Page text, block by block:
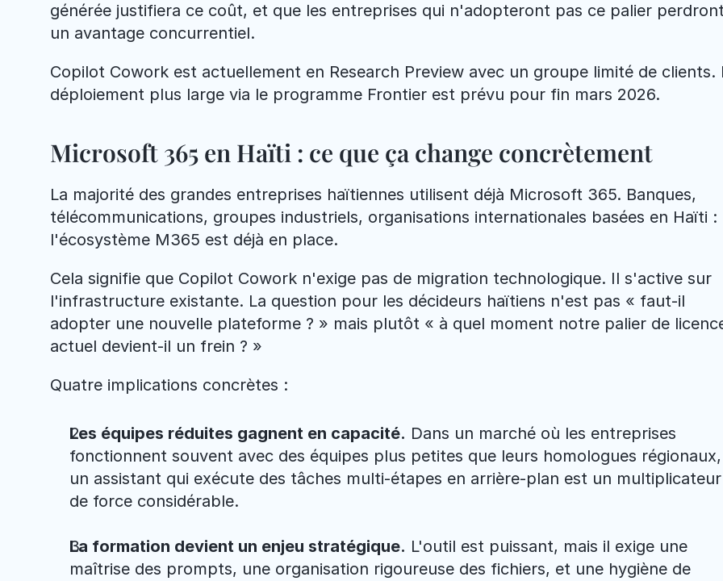
générée justifiera ce coût, et que les entreprises qui n'adopteront pas ce palier
un avantage concurrentiel.
Copilot Cowork est actuellement en Research Preview avec un groupe limité de clients.
déploiement plus large via le programme Frontier est prévu pour fin mars 2026.
Microsoft 365 en Haïti : ce que ça change concrètement
La majorité des grandes entreprises haïtiennes utilisent déjà Microsoft 365. Banques,
télécommunications, groupes industriels, organisations internationales basées en Haïti :
l'écosystème M365 est déjà en place.
Cela signifie que Copilot Cowork n'exige pas de migration technologique. Il s'active sur
l'infrastructure existante. La question pour les décideurs haïtiens n'est pas « faut-il
adopter une nouvelle plateforme ? » mais plutôt « à quel moment notre palier de
actuel devient-il un frein ? »
Quatre implications concrètes :
Les équipes réduites gagnent en capacité. Dans un marché où les entreprises
fonctionnent souvent avec des équipes plus petites que leurs homologues régionaux,
un assistant qui exécute des tâches multi-étapes en arrière-plan est un multiplicateur
de force considérable.
La formation devient un enjeu stratégique. L'outil est puissant, mais il exige une
maîtrise des prompts, une organisation rigoureuse des fichiers, et une hygiène de